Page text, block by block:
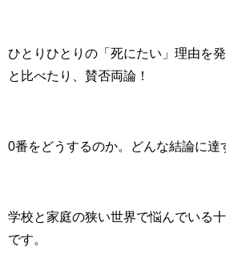
ひとりひとりの「死にたい」理由を
と比べたり、賛否両論！
0番をどうするのか。どんな結論に達
学校と家庭の狭い世界で悩んでいる
です。